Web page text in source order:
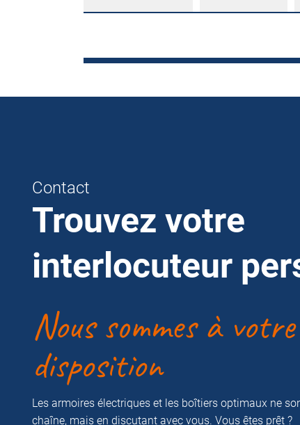
Contact
Trouvez votre
interlocuteur
Nous sommes à votre
disposition
Les armoires électriques et les boîtiers optimaux ne
chaîne, mais en discutant avec vous. Vous êtes prêt ?